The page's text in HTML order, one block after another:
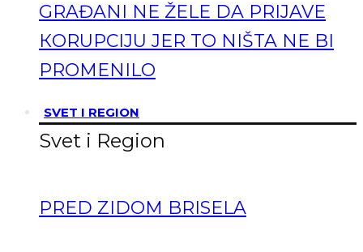
GRAĐANI NE ŽELE DA PRIJAVE
КORUPCIJU JER TO NIŠTA NE BI
PROMENILO
SVET I REGION
Svet i Region
PRED ZIDOM BRISELA